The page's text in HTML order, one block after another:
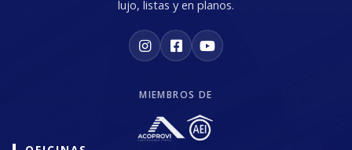
lujo, listas y en planos.
MIEMBROS DE